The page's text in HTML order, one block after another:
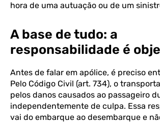
hora de uma autuação ou de um
A base de tudo: a
responsabilidade é
Antes de falar em apólice, é preciso
Pelo Código Civil (art. 734), o
pelos danos causados ao passageiro
independentemente de culpa. Essa
vai do embarque ao desembarque e